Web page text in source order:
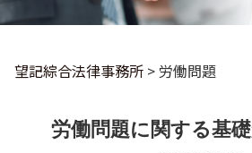
望記綜合法律事務所 > 労働問題
労働問題に関する基